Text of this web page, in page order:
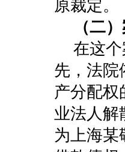
原裁定。
（二
在这
先，法院
产分配权
业法人解
为上海某